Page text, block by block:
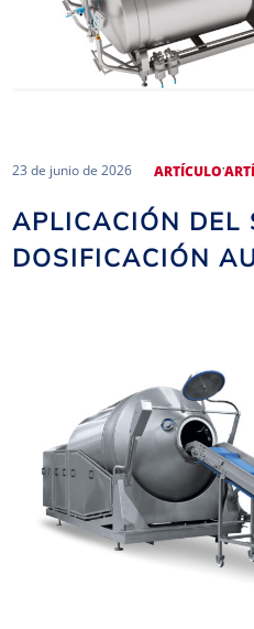
23 de junio de 2026 ARTÍCULO,
APLICACIÓN DEL
DOSIFICACIÓN